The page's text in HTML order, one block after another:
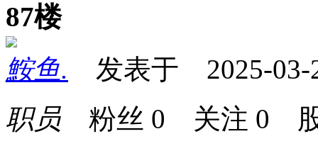
87楼
鮟鱼. 发表于 2025-03-
职员 粉丝 0 关注 0